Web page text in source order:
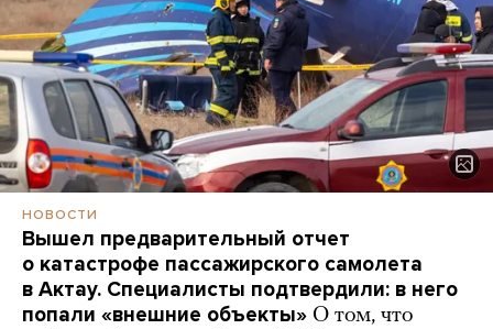
НОВОСТИ
Вышел предварительный отчет
о катастрофе пассажирского самолета
в Актау. Специалисты подтвердили: в него
попали «внешние объекты» О том, что